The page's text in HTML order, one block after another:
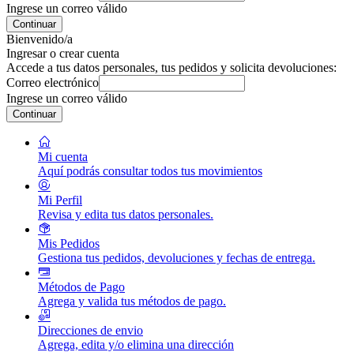
Ingrese un correo válido
Continuar
Bienvenido/a
Ingresar o crear cuenta
Accede a tus datos personales, tus pedidos y solicita devoluciones:
Correo electrónico
Ingrese un correo válido
Continuar
Mi cuenta
Aquí podrás consultar todos tus movimientos
Mi Perfil
Revisa y edita tus datos personales.
Mis Pedidos
Gestiona tus pedidos, devoluciones y fechas de entrega.
Métodos de Pago
Agrega y valida tus métodos de pago.
Direcciones de envio
Agrega, edita y/o elimina una dirección